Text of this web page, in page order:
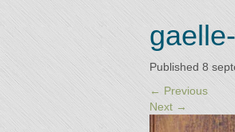
les
praticiens
"bien-
conseillé
par la
librairie
Published 8
← Previous
Next →